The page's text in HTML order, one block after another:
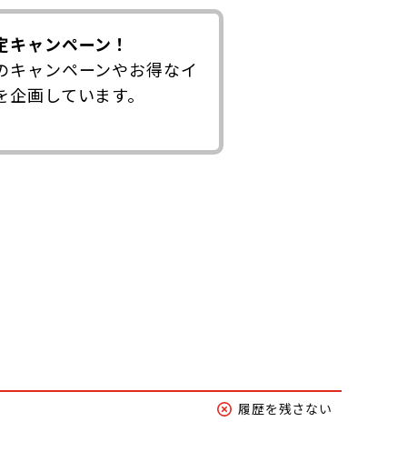
ャンペーン！
キャンペーンやお得なイ
画しています。
履歴を残さない